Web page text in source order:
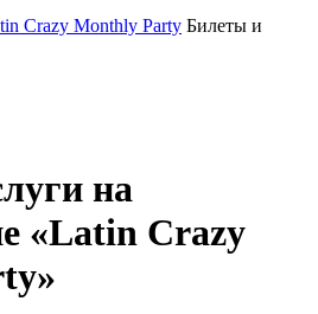
Crazy Monthly Party Билеты и
на
«Latin Crazy